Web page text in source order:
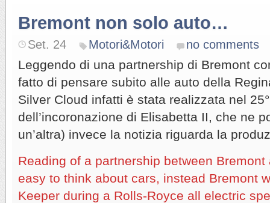
Bremont non solo auto…
Set. 24 Motori&Motori no comments
Leggendo di una partnership di Bremont
fatto di pensare subito alle auto della
Silver Cloud infatti è stata realizzata nel
dell’incoronazione di Elisabetta II, che ne
un’altra) invece la notizia riguarda la
Reading of a partnership between Bremont
easy to think about cars, instead Bremont
Keeper during a Rolls-Royce all electric